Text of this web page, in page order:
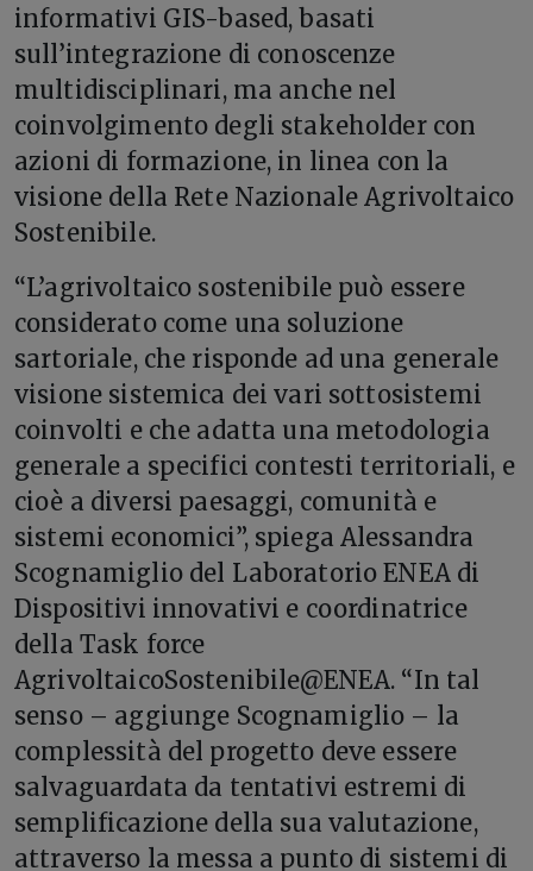
informativi GIS-based, basati
sull’integrazione di conoscenze
multidisciplinari, ma anche nel
coinvolgimento degli stakeholder con
azioni di formazione, in linea con la
visione della Rete Nazionale Agrivoltaico
Sostenibile.
“L’agrivoltaico sostenibile può essere
considerato come una soluzione
sartoriale, che risponde ad una generale
visione sistemica dei vari sottosistemi
coinvolti e che adatta una metodologia
generale a specifici contesti territoriali, e
cioè a diversi paesaggi, comunità e
sistemi economici”, spiega Alessandra
Scognamiglio del Laboratorio ENEA di
Dispositivi innovativi e coordinatrice
della Task force
AgrivoltaicoSostenibile@ENEA. “In tal
senso – aggiunge Scognamiglio – la
complessità del progetto deve essere
salvaguardata da tentativi estremi di
semplificazione della sua valutazione,
attraverso la messa a punto di sistemi di